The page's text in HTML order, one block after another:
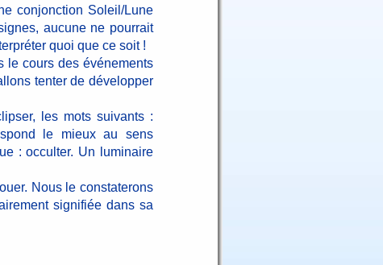
conjonction Soleil/Lune
aucune ne pourrait
quoi que ce soit !
le cours des événements
tenter de développer
les mots suivants :
le mieux au sens
: occulter. Un luminaire
Nous le constaterons
signifiée dans sa